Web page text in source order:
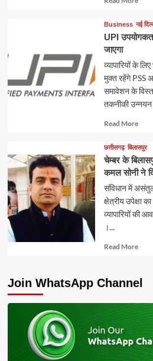
Business नई
UPI
जाएगा
व्यापारियों के
मुक्त रहेंगे PSS
समावेशन के
तकनीकी
Read MoreRead
about
छत्तीसगढ़ बिलासपुर
चेम्बर के
कमल सोनी ने
संविधान में
क्षेत्रीय उपेक्षा
व्यापारियों की
।...
Read MoreRead
Join WhatsApp Channel